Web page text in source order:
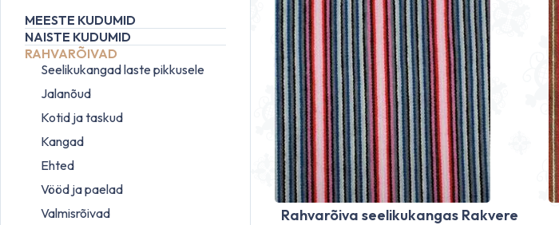
MEESTE KUDUMID
NAISTE KUDUMID
RAHVARÕIVAD
Seelikukangad laste pikkusele
Jalanõud
Kotid ja taskud
Kangad
Ehted
Vööd ja paelad
Valmisrõivad
Rahvarõiva seelikukangas Rakvere